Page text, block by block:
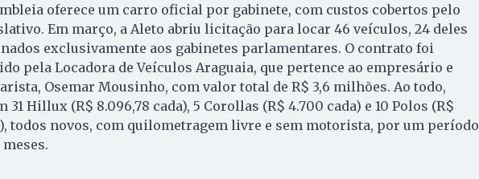
oferece um carro oficial por gabinete, com custos cobertos pelo
Em março, a Aleto abriu licitação para locar 46 veículos, 24 deles
exclusivamente aos gabinetes parlamentares. O contrato foi
pela Locadora de Veículos Araguaia, que pertence ao empresário e
Osemar Mousinho, com valor total de R$ 3,6 milhões. Ao todo,
31 Hillux (R$ 8.096,78 cada), 5 Corollas (R$ 4.700 cada) e 10 Polos (R$
todos novos, com quilometragem livre e sem motorista, por um período
meses.